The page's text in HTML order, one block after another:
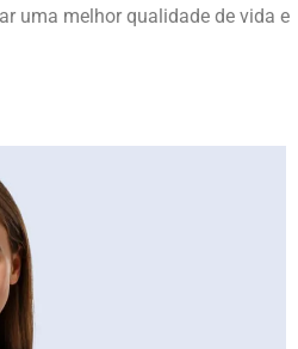
uma melhor qualidade de vida e